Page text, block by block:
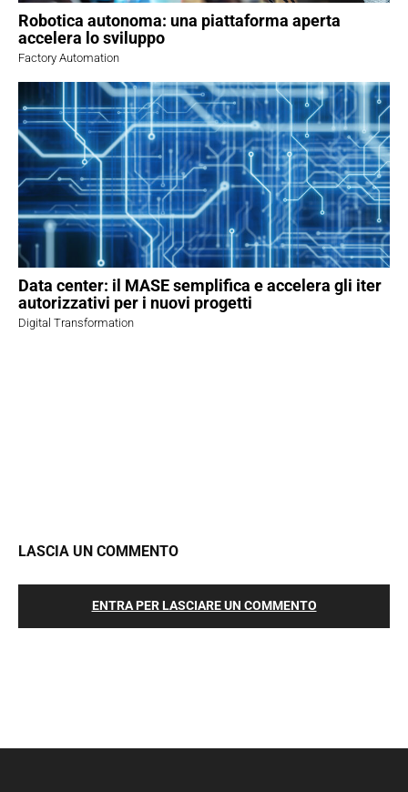
Robotica autonoma: una piattaforma aperta
accelera lo sviluppo
Factory Automation
Data center: il MASE semplifica e accelera gli iter
autorizzativi per i nuovi progetti
Digital Transformation
LASCIA UN COMMENTO
ENTRA PER LASCIARE UN COMMENTO